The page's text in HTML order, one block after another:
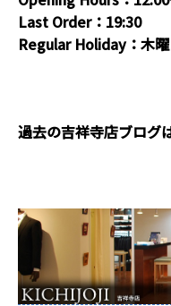
Last Order：19:30
Regular Holiday：木曜
過去の吉祥寺店ブロ